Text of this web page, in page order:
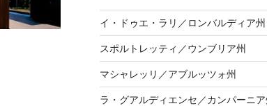
イ・ドゥエ・ラリ／ロンバルディア州
スポルトレッティ／ウンブリア州
マシャレッリ／アブルッツォ州
ラ・グアルディエンセ／カンパーニア